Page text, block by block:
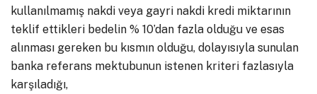
kullanılmamış nakdi veya gayri nakdi kredi miktarının
teklif ettikleri bedelin % 10’dan fazla olduğu ve esas
alınması gereken bu kısmın olduğu, dolayısıyla sunulan
banka referans mektubunun istenen kriteri fazlasıyla
karşıladığı,